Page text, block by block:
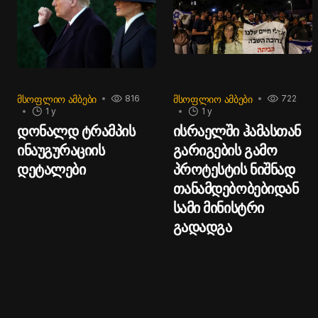
დაპირებაა.
რდნო­ბა და სძი­ნავს,
ხოლო მისი ძმა და­ძი­ნე­ბას
აპი­რებს.
ᲛᲡᲝᲤᲚᲘᲝ ᲐᲛᲑᲔᲑᲘ
1 y
816
დონალდ ტრამპის
ინაუგურაციის
დეტალები
ᲛᲡᲝᲤᲚᲘᲝ ᲐᲛᲑᲔᲑᲘ
1 y
722
ისრაელში ჰამასთან
გარიგების გამო
პროტესტის ნიშნად
თანამდებობებიდან
სამი მინისტრი
გადადგა